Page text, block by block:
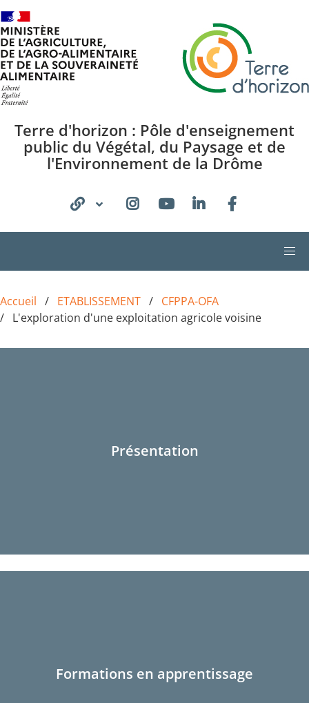
Aller au contenu principal
Terre d'horizon : Pôle d'enseignement
public du Végétal, du Paysage et de
l'Environnement de la Drôme
Accueil ETABLISSEMENT
CFPPA-OFA
L'exploration d'une exploitation agricole voisine
Présentation
Formations en apprentissage